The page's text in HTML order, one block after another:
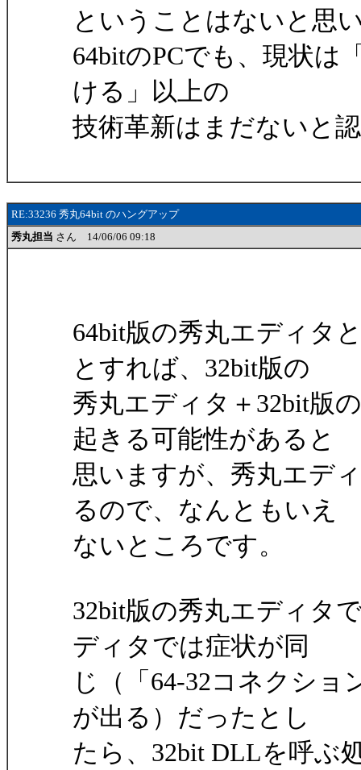
ということはないと思
64bitのPCでも、現状は
ける」以上の
技術革新はまだないと
RE:33236 秀丸64bit のハングアップ
秀丸担当 さん 14/06/06 09:18
64bit版の秀丸エディタ
とすれば、32bit版の
秀丸エディタ＋32bit版
起きる可能性があると
思いますが、秀丸エデ
るので、なんともいえ
ないところです。
32bit版の秀丸エディタ
ディタでは症状が同
じ（「64-32コネクシ
が出る）だったとし
たら、32bit DLLを呼ぶ